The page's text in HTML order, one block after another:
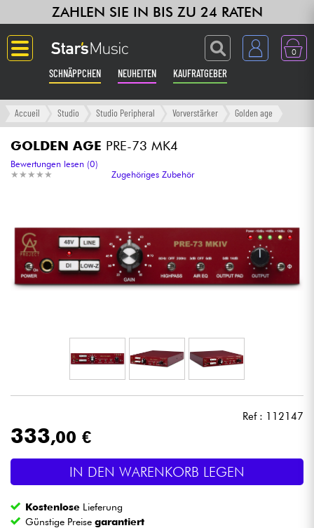
ZAHLEN SIE IN BIS ZU 24 RATEN
0
SCHNÄPPCHEN NEUHEITEN KAUFRATGEBER
Langue
Gitarre & Bass
Verstärker & Effekte
Synths & samplers
Studio
Mikros
Live-Sound
Licht
Drums
Accueil Studio Studio Peripheral Vorverstärker Golden age
GOLDEN AGE PRE-73 MK4
★ ★ ★ ★ ★
★ ★ ★ ★ ★
Bewertungen lesen (0)
Zugehöriges Zubehör
Ref : 112147
333,00 €
IN DEN WARENKORB LEGEN
Kostenlose Lieferung
Günstige Preisegarantiert